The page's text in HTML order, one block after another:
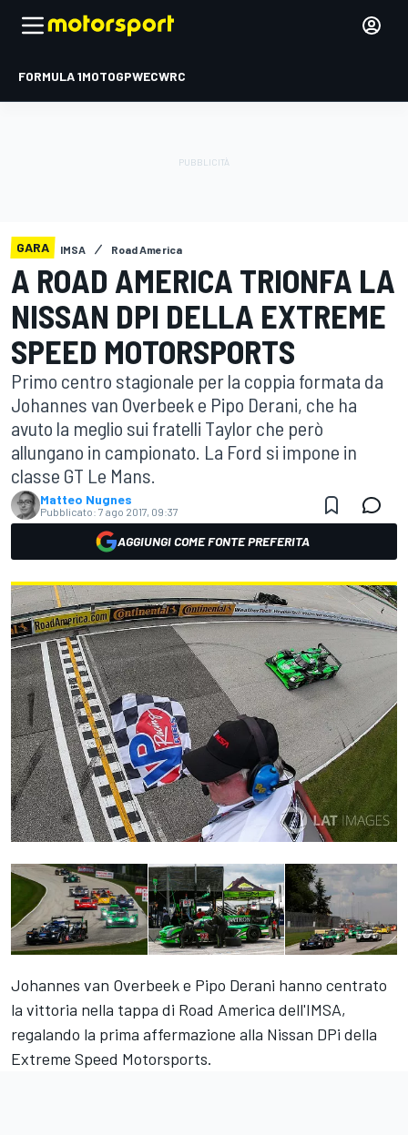
FORMULA 1MOTOGPWECWRC
GARA IMSA Road America
A ROAD AMERICA TRIONFA LA
NISSAN DPI DELLA EXTREME
SPEED MOTORSPORTS
Primo centro stagionale per la coppia formata da
Johannes van Overbeek e Pipo Derani, che ha
avuto la meglio sui fratelli Taylor che però
allungano in campionato. La Ford si impone in
classe GT Le Mans.
Matteo Nugnes
Pubblicato: 7 ago 2017, 09:37
AGGIUNGI COME FONTE PREFERITA
Johannes van Overbeek e Pipo Derani hanno centrato
la vittoria nella tappa di Road America dell'IMSA,
regalando la prima affermazione alla Nissan DPi della
Extreme Speed Motorsports.